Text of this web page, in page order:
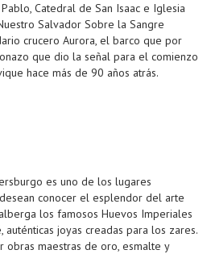
Catedral de San Isaac e Iglesia
Salvador Sobre la Sangre
crucero Aurora, el barco que por
que dio la señal para el comienzo
hace más de 90 años atrás.
es uno de los lugares
conocer el esplendor del arte
los famosos Huevos Imperiales
auténticas joyas creadas para los zares.
obras maestras de oro, esmalte y